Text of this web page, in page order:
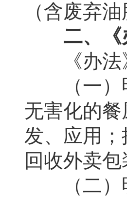
（含废弃
二、《
《办法》
（一）明
无害化的
发、应用
回收外卖包
（二）明